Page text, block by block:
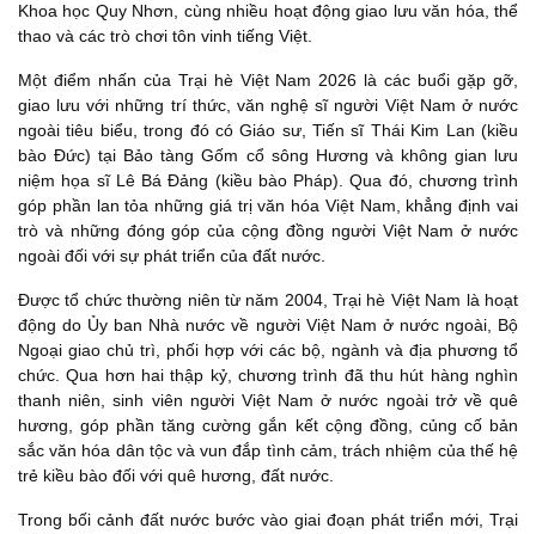
Khoa học Quy Nhơn, cùng nhiều hoạt động giao lưu văn hóa, thể
thao và các trò chơi tôn vinh tiếng Việt.
Một điểm nhấn của Trại hè Việt Nam 2026 là các buổi gặp gỡ,
giao lưu với những trí thức, văn nghệ sĩ người Việt Nam ở nước
ngoài tiêu biểu, trong đó có Giáo sư, Tiến sĩ Thái Kim Lan (kiều
bào Đức) tại Bảo tàng Gốm cổ sông Hương và không gian lưu
niệm họa sĩ Lê Bá Đảng (kiều bào Pháp). Qua đó, chương trình
góp phần lan tỏa những giá trị văn hóa Việt Nam, khẳng định vai
trò và những đóng góp của cộng đồng người Việt Nam ở nước
ngoài đối với sự phát triển của đất nước.
Được tổ chức thường niên từ năm 2004, Trại hè Việt Nam là hoạt
động do Ủy ban Nhà nước về người Việt Nam ở nước ngoài, Bộ
Ngoại giao chủ trì, phối hợp với các bộ, ngành và địa phương tổ
chức. Qua hơn hai thập kỷ, chương trình đã thu hút hàng nghìn
thanh niên, sinh viên người Việt Nam ở nước ngoài trở về quê
hương, góp phần tăng cường gắn kết cộng đồng, củng cố bản
sắc văn hóa dân tộc và vun đắp tình cảm, trách nhiệm của thế hệ
trẻ kiều bào đối với quê hương, đất nước.
Trong bối cảnh đất nước bước vào giai đoạn phát triển mới, Trại